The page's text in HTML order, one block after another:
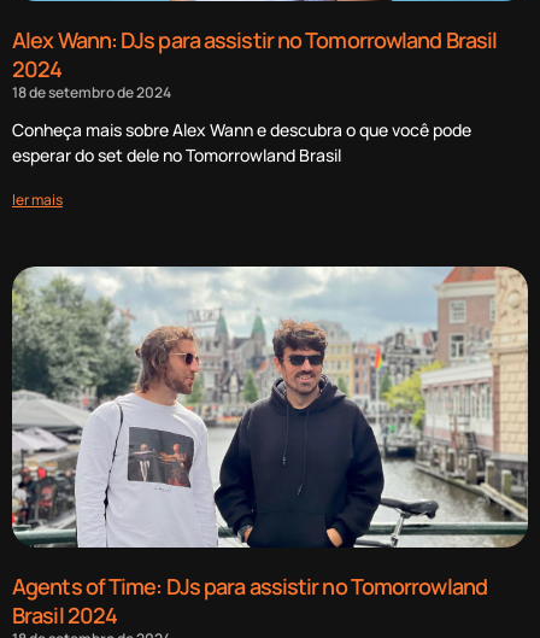
Alex Wann: DJs para assistir no Tomorrowland Brasil
2024
18 de setembro de 2024
Conheça mais sobre Alex Wann e descubra o que você pode
esperar do set dele no Tomorrowland Brasil
ler mais
Agents of Time: DJs para assistir no Tomorrowland
Brasil 2024